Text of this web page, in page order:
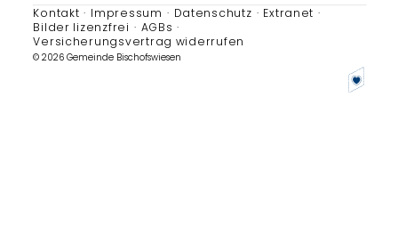
Kontakt Impressum Datenschutz
Extranet
Bilder lizenzfrei
AGBs
Versicherungsvertrag widerrufen
© 2026 Gemeinde Bischofswiesen